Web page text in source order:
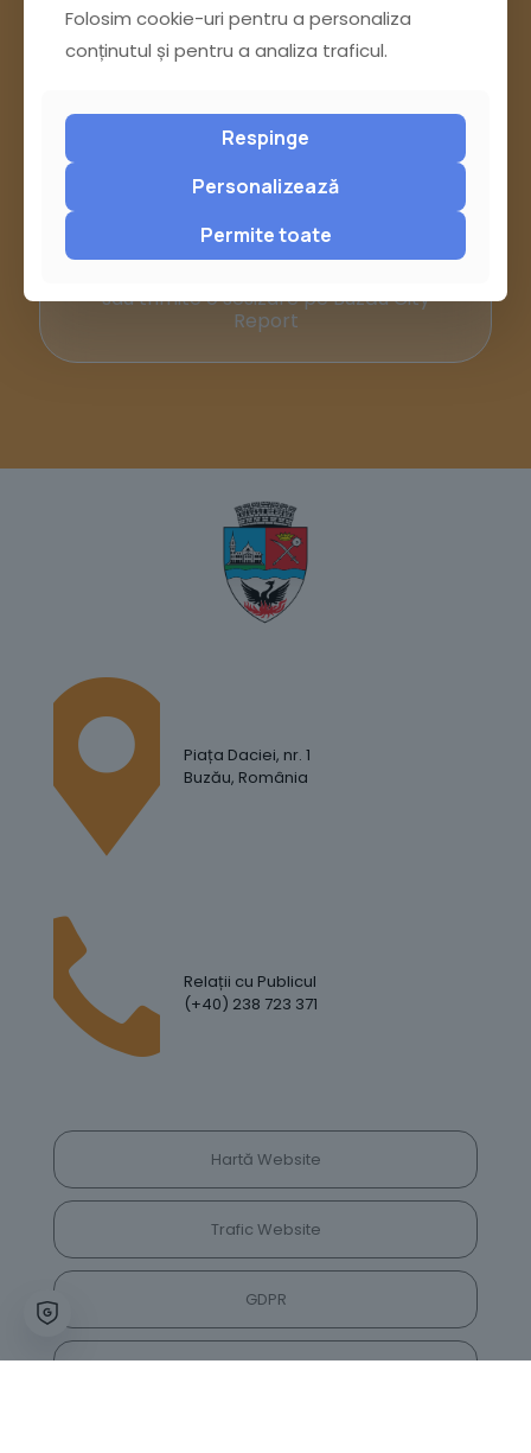
Ai întrebări? Accesează
Pagina Contact
sau trimite o sesizare pe Buzău City
Report
Piața Daciei, nr. 1
Buzău, România
Relații cu Publicul
(+40) 238 723 371
Hartă Website
Trafic Website
GDPR
Folosim cookie-uri pentru a personaliza
conținutul și pentru a analiza traficul.
Respinge
Personalizează
Permite toate